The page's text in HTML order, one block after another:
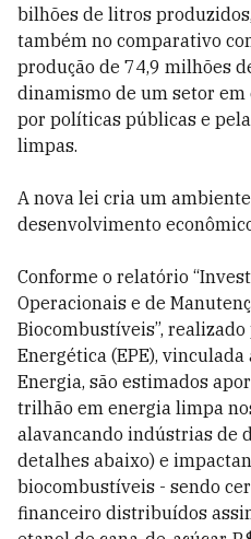
bilhões de litros
também no comparativo
produção de 74,9 milhões
dinamismo de um setor
por políticas públicas e
limpas.
A nova lei cria um
desenvolvimento
Conforme o relatório
Operacionais e de
Biocombustíveis”,
Energética (EPE),
Energia, são estimados
trilhão em energia limpa
alavancando indústrias de
detalhes abaixo) e
biocombustíveis - sendo
financeiro distribuídos